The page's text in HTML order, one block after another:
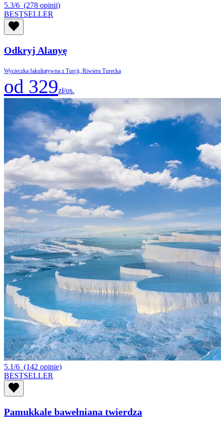
5.3/6 (278 opinii)
BESTSELLER
Odkryj Alanyę
Wycieczka fakultatywna z Turcji, Riwiera Turecka
od 329zł/os.
5.1/6 (142 opinie)
BESTSELLER
Pamukkale bawełniana twierdza